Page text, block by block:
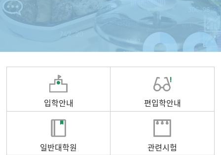
입학안내 편입학안내
일반대학원 관련시험